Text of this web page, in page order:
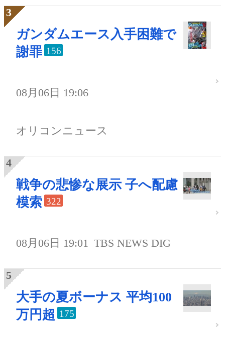
ガンダムエース入手困難で
謝罪 156
08月06日 19:06
オリコンニュース
戦争の悲惨な展示 子へ配慮
模索 322
08月06日 19:01 TBS NEWS DIG
大手の夏ボーナス 平均100
万円超 175